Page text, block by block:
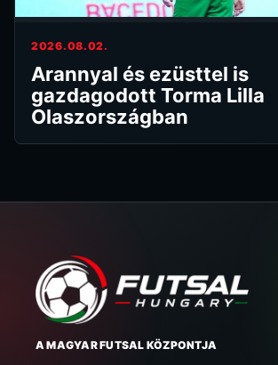
2026.08.02.
Arannyal és ezüsttel is
gazdagodott Torma Lilla
Olaszországban
A MAGYAR FUTSAL KÖZPONTJA